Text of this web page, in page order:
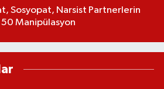
Sosyopat, Narsist Partnerlerin
50 Manipülasyon